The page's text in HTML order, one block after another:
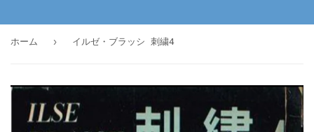
ホーム › イルゼ・ブラッシ 刺繍4